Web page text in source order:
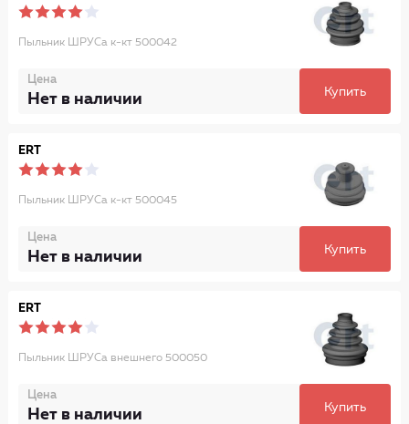
Пыльник ШРУСа к-кт 500042
Цена
Нет в наличии Купить
ERT
Пыльник ШРУСа к-кт 500045
Цена
Нет в наличии Купить
ERT
Пыльник ШРУСа внешнего 500050
Цена
Нет в наличии Купить